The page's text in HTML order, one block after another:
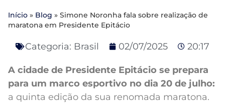
Início » Blog » Simone Noronha fala sobre realização de
maratona em Presidente Epitácio
Categoria: Brasil 02/07/2025 20:17
A cidade de Presidente Epitácio se prepara
para um marco esportivo no dia 20 de julho:
a quinta edição da sua renomada maratona.